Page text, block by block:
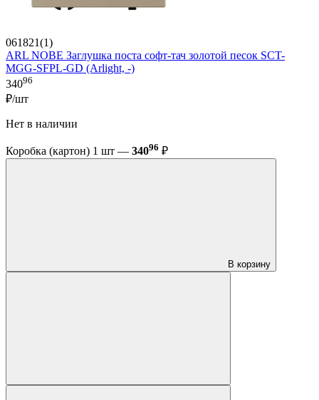
061821(1)
ARL NOBE Заглушка поста софт-тач золотой песок SCT-
MGG-SFPL-GD (Arlight, -)
34096
₽/шт
Нет в наличии
Коробка (картон) 1 шт — 34096 ₽
В корзину